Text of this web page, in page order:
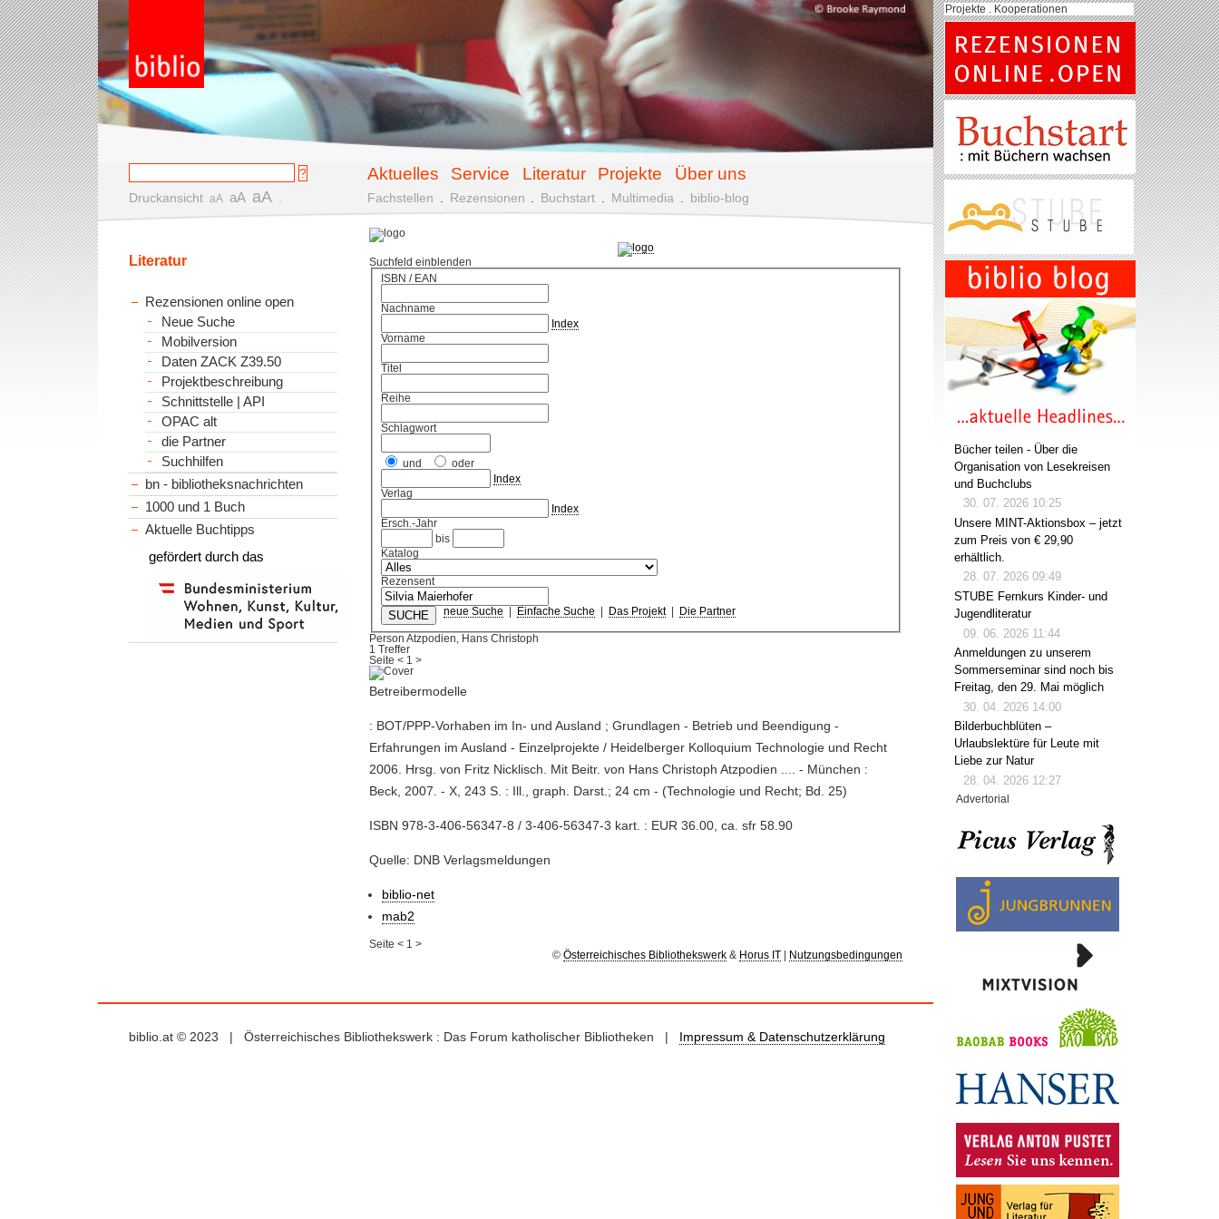
Aktuelles Service Literatur Projekte Über uns
Druckansicht aA aA aA Fachstellen Rezensionen Buchstart Multimedia biblio-blog
Suchfeld einblenden
ISBN / EAN
Nachname
Index
Vorname
Titel
Reihe
Schlagwort
und
oder
Index
Verlag
Index
Ersch.-Jahr
bis
Katalog
Rezensent
neue Suche Einfache Suche Das Projekt| Die Partner
Person Atzpodien, Hans Christoph
1 Treffer
Seite< 1 >
Betreibermodelle
: BOT/PPP-Vorhaben im In- und Ausland ; Grundlagen - Betrieb und Beendigung -
Erfahrungen im Ausland - Einzelprojekte / Heidelberger Kolloquium Technologie und Recht
2006. Hrsg. von Fritz Nicklisch. Mit Beitr. von Hans Christoph Atzpodien .... - München :
Beck, 2007. - X, 243 S. : Ill., graph. Darst.; 24 cm - (Technologie und Recht; Bd. 25)
ISBN 978-3-406-56347-8 / 3-406-56347-3 kart. : EUR 36.00, ca. sfr 58.90
Quelle: DNB Verlagsmeldungen
biblio-net
mab2
Seite< 1 >
© Österreichisches Bibliothekswerk& Horus IT Nutzungsbedingungen
Literatur
Rezensionen online open
Neue Suche
Mobilversion
Daten ZACK Z39.50
Projektbeschreibung
Schnittstelle | API
OPAC alt
die Partner
Suchhilfen
bn - bibliotheksnachrichten
1000 und 1 Buch
Aktuelle Buchtipps
gefördert durch das
biblio.at © 2023 | Österreichisches Bibliothekswerk : Das Forum katholischer Bibliotheken | Impressum & Datenschutzerklärung
Projekte . Kooperationen
Bücher teilen - Über die
Organisation von Lesekreisen
und Buchclubs
30. 07. 2026 10:25
Unsere MINT-Aktionsbox – jetzt
zum Preis von € 29,90
erhältlich.
28. 07. 2026 09:49
STUBE Fernkurs Kinder- und
Jugendliteratur
09. 06. 2026 11:44
Anmeldungen zu unserem
Sommerseminar sind noch bis
Freitag, den 29. Mai möglich
30. 04. 2026 14:00
Bilderbuchblüten –
Urlaubslektüre für Leute mit
Liebe zur Natur
28. 04. 2026 12:27
Advertorial